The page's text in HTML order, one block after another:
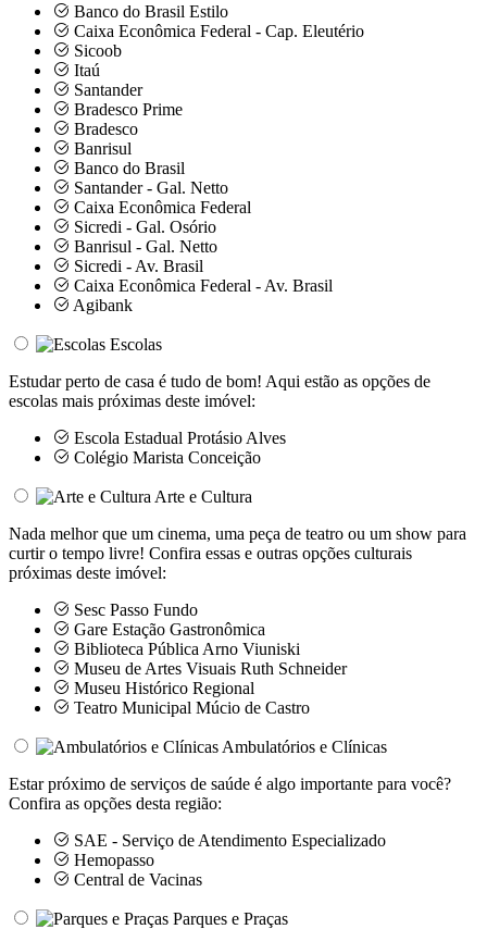
Banco do Brasil Estilo
Caixa Econômica Federal - Cap. Eleutério
Sicoob
Itaú
Santander
Bradesco Prime
Bradesco
Banrisul
Banco do Brasil
Santander - Gal. Netto
Caixa Econômica Federal
Sicredi - Gal. Osório
Banrisul - Gal. Netto
Sicredi - Av. Brasil
Caixa Econômica Federal - Av. Brasil
Agibank
Escolas
Estudar perto de casa é tudo de bom! Aqui estão as opções de
escolas mais próximas deste imóvel:
Escola Estadual Protásio Alves
Colégio Marista Conceição
Arte e Cultura
Nada melhor que um cinema, uma peça de teatro ou um show para
curtir o tempo livre! Confira essas e outras opções culturais
próximas deste imóvel:
Sesc Passo Fundo
Gare Estação Gastronômica
Biblioteca Pública Arno Viuniski
Museu de Artes Visuais Ruth Schneider
Museu Histórico Regional
Teatro Municipal Múcio de Castro
Ambulatórios e Clínicas
Estar próximo de serviços de saúde é algo importante para você?
Confira as opções desta região:
SAE - Serviço de Atendimento Especializado
Hemopasso
Central de Vacinas
Parques e Praças